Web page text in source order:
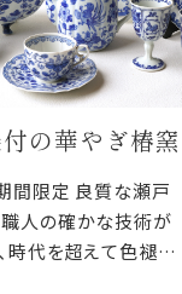
の華やぎ椿窯
間限定 良質な瀬戸
人の確かな技術が
時代を超えて色褪せ